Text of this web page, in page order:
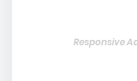
Responsive